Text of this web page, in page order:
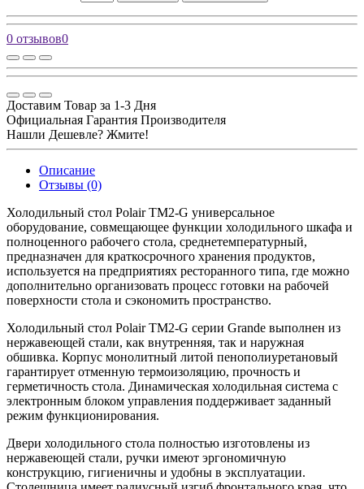
0 отзывов0
Доставим Товар за 1-3 Дня
Официальная Гарантия Производителя
Нашли Дешевле? Жмите!
Описание
Отзывы (0)
Холодильный стол Polair TM2-G универсальное
оборудование, совмещающее функции холодильного шкафа и
полноценного рабочего стола, среднетемпературный,
предназначен для краткосрочного хранения продуктов,
используется на предприятиях ресторанного типа, где можно
дополнительно организовать процесс готовки на рабочей
поверхности стола и сэкономить пространство.
Холодильный стол Polair TM2-G серии Grande выполнен из
нержавеющей стали, как внутренняя, так и наружная
обшивка. Корпус монолитный литой пенополиуретановый
гарантирует отменную термоизоляцию, прочность и
герметичность стола. Динамическая холодильная система с
электронным блоком управления поддерживает заданный
режим функционирования.
Двери холодильного стола полностью изготовлены из
нержавеющей стали, ручки имеют эргономичную
конструкцию, гигиеничны и удобны в эксплуатации.